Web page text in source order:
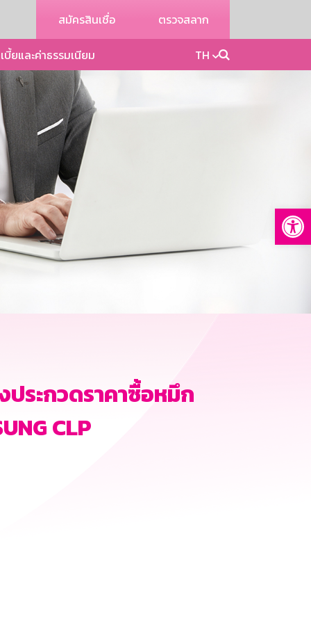
สมัครสินเชื่อ ตรวจสลาก
บี้ยและค่าธรรมเนียม TH
ประกวดราคาซื้อหมึก
CLP